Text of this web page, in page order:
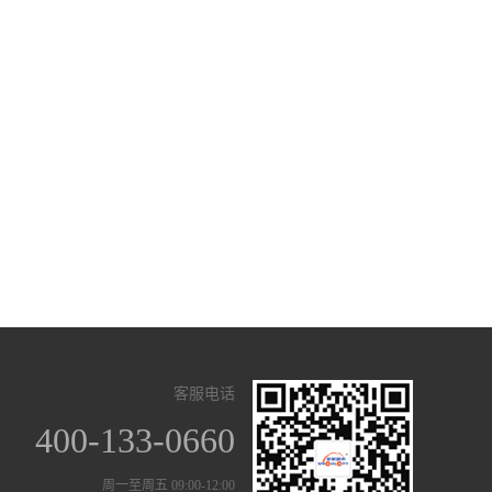
客服电话
400-133-0660
周一至周五 09:00-12:00